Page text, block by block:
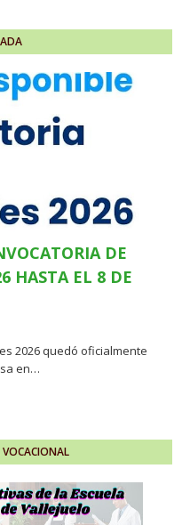
DE
HASTA EL 8 DE
2026 quedó oficialmente
en…
VOCACIONAL